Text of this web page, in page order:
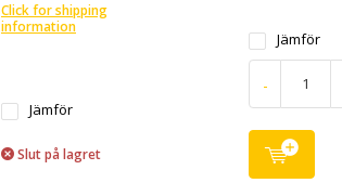
Click for shipping
information
Jämför
Slut på lagret
Jämför
-